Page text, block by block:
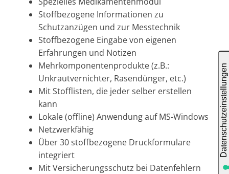
Stoffbezogene Informationen zu
Schutzanzügen und zur Messtechnik
Stoffbezogene Eingabe von eigenen
Erfahrungen und Notizen
Mehrkomponentenprodukte (z.B.:
Unkrautvernichter, Rasendünger, etc.)
Mit Stofflisten, die jeder selber erstellen
kann
Lokale (offline) Anwendung auf MS-Windows
Netzwerkfähig
Über 30 stoffbezogene Druckformulare
integriert
Mit Versicherungsschutz bei Datenfehlern